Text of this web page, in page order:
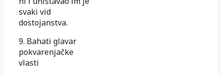
svaki vid
dostojanstva.
9. Bahati glavar
pokvarenjačke
vlasti